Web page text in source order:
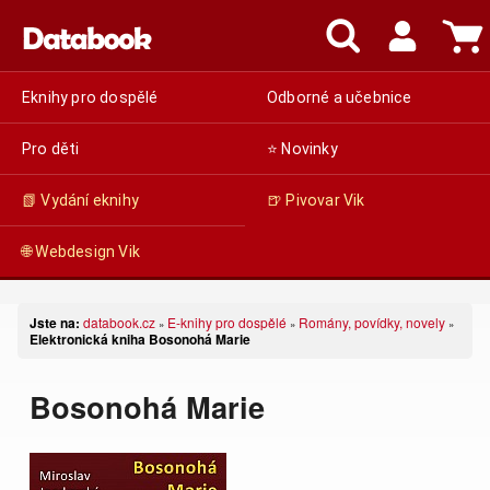
Eknihy pro dospělé Odborné a učebnice
Pro děti ⭐ Novinky
📗 Vydání eknihy 🍺 Pivovar Vik
🌐 Webdesign Vik
Jste na: databook.cz » E-knihy pro dospělé » Romány, povídky, novely »
Elektronická kniha Bosonohá Marie
Bosonohá Marie